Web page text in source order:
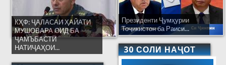
КҲФ: ҶАЛАСАИ ҲАЙАТИ
МУШОВАРА ОИД БА
ҶАМЪБАСТИ
НАТИҶАҲОИ...
Президенти Ҷумҳурии
Тоҷикистон ба Раиси...
30 СОЛИ НАҶОТ